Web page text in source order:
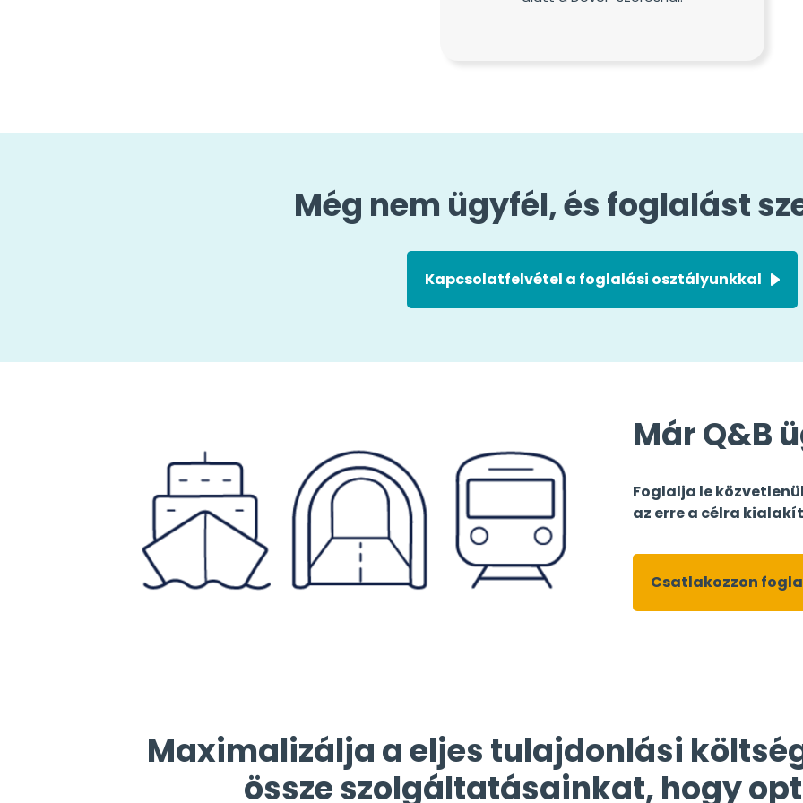
Még nem ügyfél, és foglalást
Kapcsolatfelvétel a foglalási osztályunkkal
Már Q&B
Foglalja le
az erre a célra
Csatlakozzon
Maximalizálja a eljes tulajdonlási
össze szolgáltatásainkat, hogy